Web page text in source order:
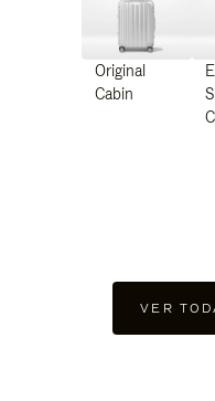
Original
Cabin
VER